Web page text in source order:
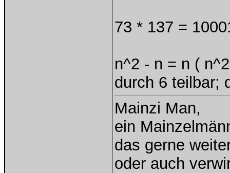
73 * 137 =
n^2 - n = n (
durch 6 teilbar;
Mainzi Man,
ein
das gerne
oder auch